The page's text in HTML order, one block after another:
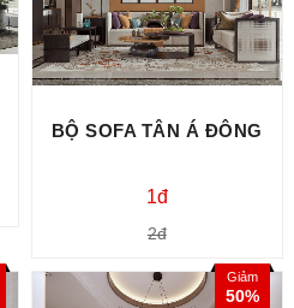
BỘ SOFA TÂN Á ĐÔNG
1đ
2đ
Giảm
50%